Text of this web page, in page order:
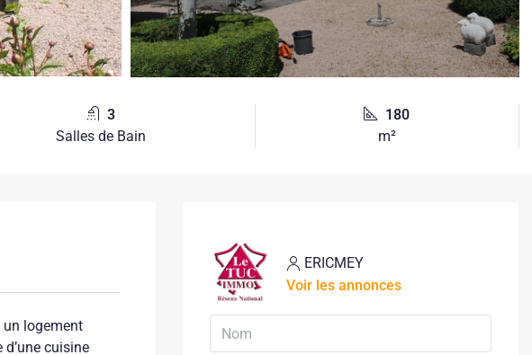
3
Salles de Bain
180
m²
un logement
cuisine
ERICMEY
Voir les annonces